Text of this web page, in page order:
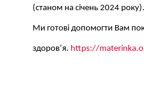
(станом на січень 2024 року).
Ми готові допомогти Вам
здоров’я. https://